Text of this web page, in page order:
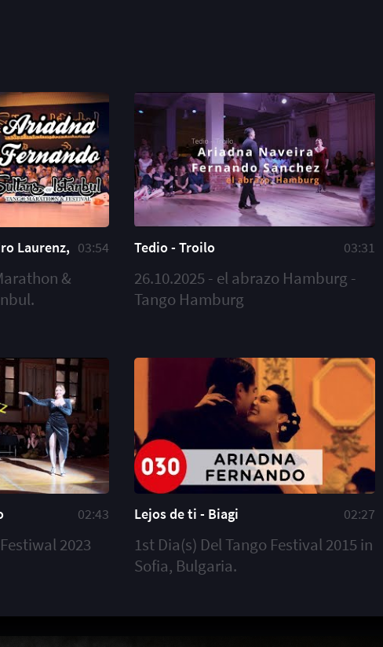
Laurenz, 03:54
&
Tedio - Troilo 03:31
26.10.2025 - el abrazo Hamburg -
Tango Hamburg
02:43
2023
Lejos de ti - Biagi 02:27
1st Dia(s) Del Tango Festival 2015 in
Sofia, Bulgaria.